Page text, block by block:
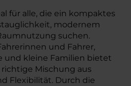
für alle, die ein kompaktes
modernem
suchen.
und Fahrer,
und kleine Familien bietet
richtige Mischung aus
Flexibilität. Durch die